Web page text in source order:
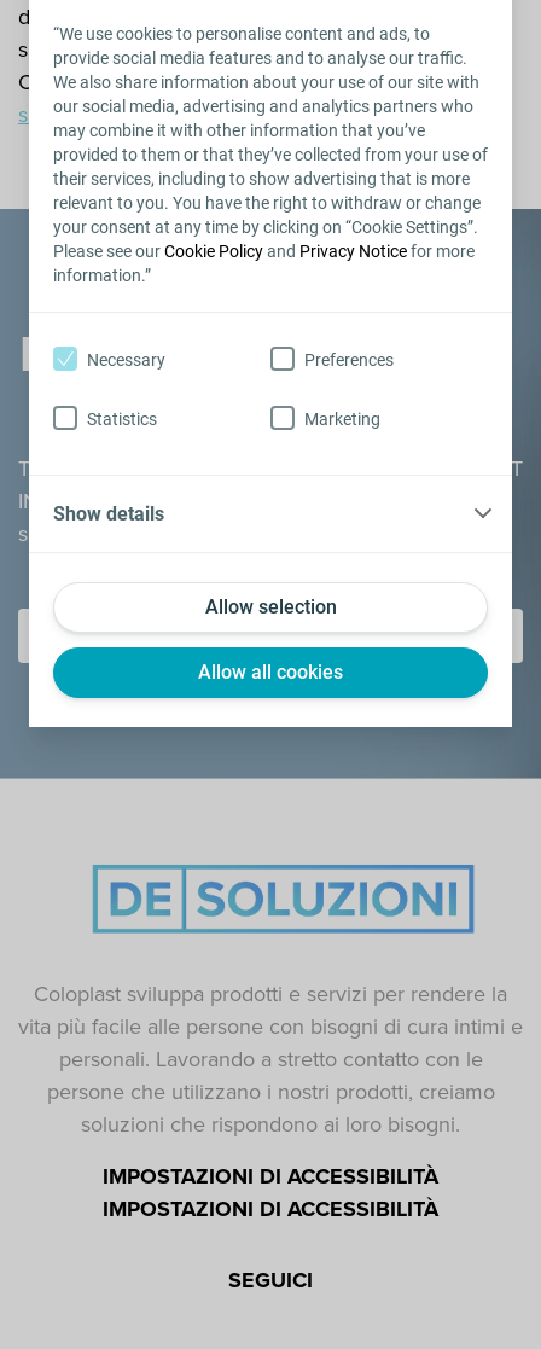
“We use cookies to personalise content and ads, to
provide social media features and to analyse our traffic.
We also share information about your use of our site with
our social media, advertising and analytics partners who
may combine it with other information that you’ve
provided to them or that they’ve collected from your use of
their services, including to show advertising that is more
relevant to you. You have the right to withdraw or change
your consent at any time by clicking on “Cookie Settings”.
Please see ourCookie Policyand Privacy Noticefor more
information.”
Allow selection
Allow all cookies
Necessary Preferences
Statistics Marketing
Show details
dovrà trattare i tuoi dati personali. Per informazioni
sul trattamento dei miei dati personali da parte di
Coloplast e sui miei diritti, consultarel’informativa
sulla privacy.
KIT INFORMATIVO
Tutto quello che devi sapere sulla DE. Ricevi il tuo KIT
INFORMATIVO GRATUITO con i nostri consigli per
superare la disfunzione erettile.
CLICCA QUI
Coloplast sviluppa prodotti e servizi per rendere la
vita più facile alle persone con bisogni di cura intimi e
personali. Lavorando a stretto contatto con le
persone che utilizzano i nostri prodotti, creiamo
soluzioni che rispondono ai loro bisogni.
IMPOSTAZIONI DI ACCESSIBILITÀ
IMPOSTAZIONI DI ACCESSIBILITÀ
SEGUICI